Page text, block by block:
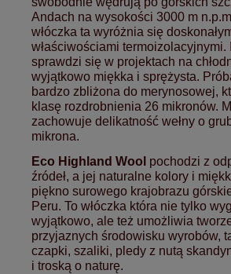
Andach na wysokości 3000 m
włóczka ta wyróżnia się
właściwościami termoizolacyjnymi.
sprawdzi się w projektach na
wyjątkowo miękka i sprężysta.
bardzo zbliżona do merynosowej,
klasę rozdrobnienia 26 mikronów.
zachowuje delikatność wełny o
mikrona.
Eco Highland Wool pochodzi z
źródeł, a jej naturalne kolory i
piękno surowego krajobrazu
Peru. To włóczka która nie tylko
wyjątkowo, ale też umożliwia
przyjaznych środowisku wyrobów,
czapki, szaliki, pledy z nutą
i troską o naturę.